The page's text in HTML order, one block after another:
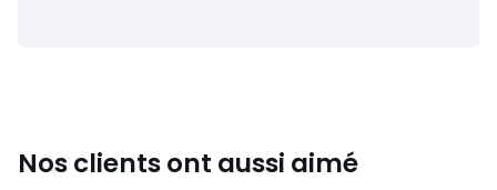
Nos clients ont aussi aimé